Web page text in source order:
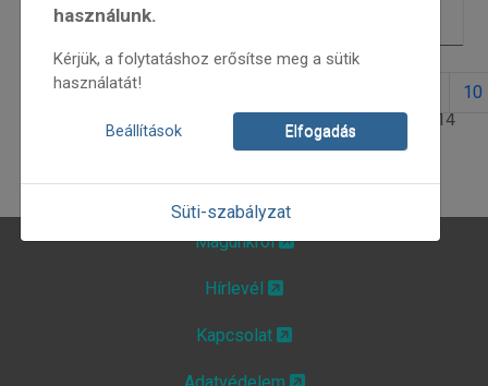
„Új élő népzene” 2013
3. oldal / 14
1 10
használunk.
Kérjük, a folytatáshoz erősítse meg a sütik
használatát!
Beállítások Elfogadás
Süti-szabályzat
Magunkról
Hírlevél
Kapcsolat